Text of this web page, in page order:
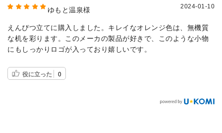
ゆもと温泉様 2024-01-10
えんぴつ立てに購入しました。キレイなオレンジ色は、無機質
な机を彩ります。このメーカの製品が好きで、このような小物
にもしっかりロゴが入っており嬉しいです。
役に立った 0